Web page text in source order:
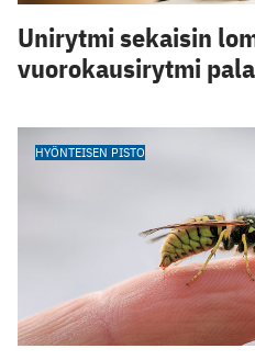
Unirytmi sekaisin
vuorokausirytmi
HYÖNTEISEN PISTO